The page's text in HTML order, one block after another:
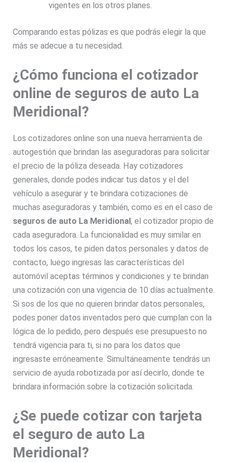
vigentes en los otros planes.
Comparando estas pólizas es que podrás elegir la que
más se adecue a tu necesidad.
¿Cómo funciona el cotizador
online de seguros de auto La
Meridional?
Los cotizadores online son una nueva herramienta de
autogestión que brindan las aseguradoras para solicitar
el precio de la póliza deseada. Hay cotizadores
generales, donde podes indicar tus datos y el del
vehículo a asegurar y te brindara cotizaciones de
muchas aseguradoras y también, como es en el caso de
seguros de auto La Meridional, el cotizador propio de
cada aseguradora. La funcionalidad es muy similar en
todos los casos, te piden datos personales y datos de
contacto, luego ingresas las características del
automóvil aceptas términos y condiciones y te brindan
una cotización con una vigencia de 10 días actualmente.
Si sos de los que no quieren brindar datos personales,
podes poner datos inventados pero que cumplan con la
lógica de lo pedido, pero después ese presupuesto no
tendrá vigencia para ti, si no para los datos que
ingresaste erróneamente. Simultáneamente tendrás un
servicio de ayuda robotizada por así decirlo, donde te
brindara información sobre la cotización solicitada.
¿Se puede cotizar con tarjeta
el seguro de auto La
Meridional?